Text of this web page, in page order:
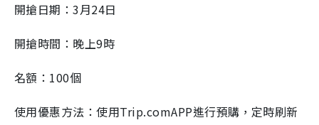
開搶日期：3月24日
開搶時間：晚上9時
名額：100個
使用優惠方法：使用Trip.comAPP進行預購，定時刷新